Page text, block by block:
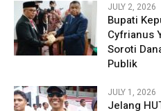
JULY 2, 2026
Bupati
Cyfrianus
Soroti
Publik
JULY 1, 2026
Jelang